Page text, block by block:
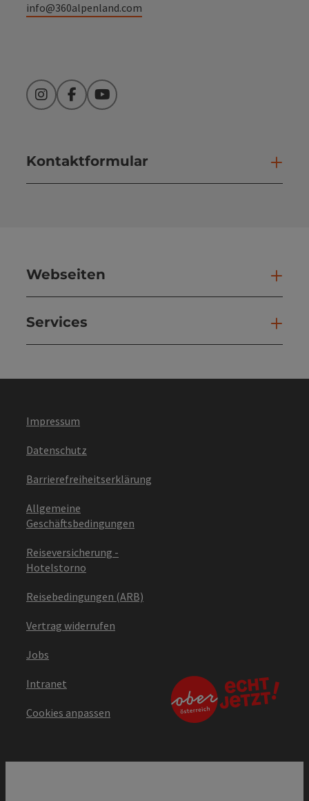
info@360alpenland.com
InstagramFacebookYouTube
Kontaktformular
Webseiten
Services
Impressum
Datenschutz
Barrierefreiheitserklärung
Allgemeine
Geschäftsbedingungen
Reiseversicherung -
Hotelstorno
Reisebedingungen (ARB)
Vertrag widerrufen
Jobs
Intranet
Cookies anpassen